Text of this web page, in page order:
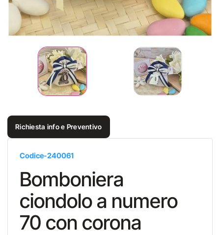
Richiesta info e Preventivo
Codice-240061
Bomboniera
ciondolo a numero
70 con corona